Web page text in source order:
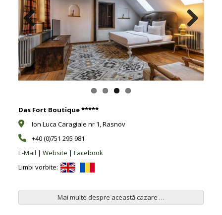
Previous Next
Das Fort Boutique *****
Ion Luca Caragiale nr 1, Rasnov
+40 (0)751 295 981
E-Mail | Website | Facebook
Limbi vorbite:
Mai multe despre această cazare …